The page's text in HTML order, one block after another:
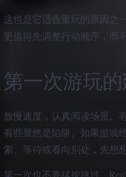
这也是它适合重玩的原因之
更值得先调整行动顺序，而
第一次游玩
放慢速度，认真阅读场景。
有些显然是陷阱。如果游戏
索、等待或看向别处，先想
第一次也不要猛按跳过。